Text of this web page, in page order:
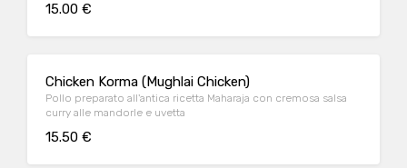
15.00 €
Chicken Korma (Mughlai Chicken)
Pollo preparato all'antica ricetta Maharaja con cremosa salsa
curry alle mandorle e uvetta
15.50 €